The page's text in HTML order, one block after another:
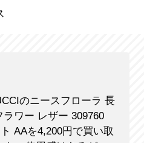
のニースフローラ 長
ワー レザー 309760
AAを4,200円で買い取